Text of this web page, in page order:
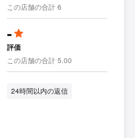
この店舗の合計 6
-
評価
この店舗の合計 5.00
24時間以内の返信